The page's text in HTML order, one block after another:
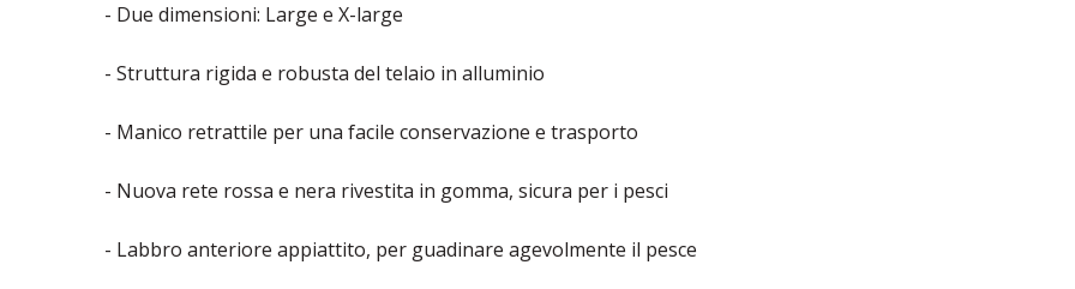
- Due dimensioni: Large e X-large
- Struttura rigida e robusta del telaio in alluminio
- Manico retrattile per una facile conservazione e trasporto
- Nuova rete rossa e nera rivestita in gomma, sicura per i pesci
- Labbro anteriore appiattito, per guadinare agevolmente il pesce